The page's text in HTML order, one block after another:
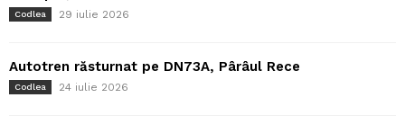
Codlea 29 iulie 2026
Autotren răsturnat pe DN73A, Pârâul Rece
Codlea 24 iulie 2026